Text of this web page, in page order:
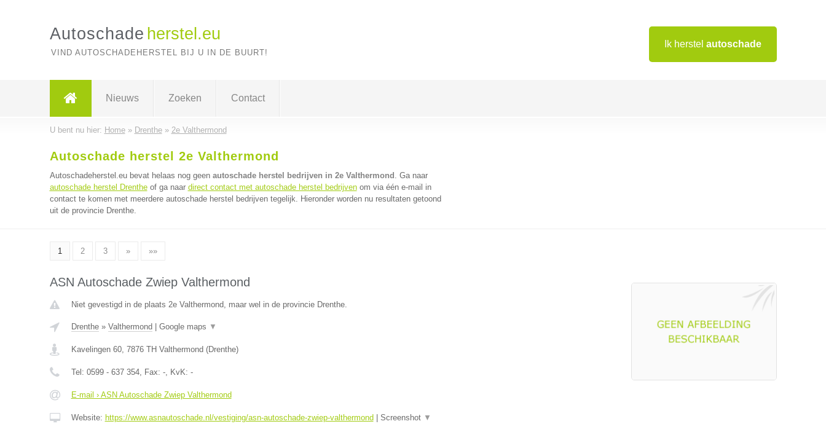
Ik herstel autoschade
Autoschade herstel.eu
VIND AUTOSCHADEHERSTEL BIJ U IN DE BUURT!
Nieuws Zoeken Contact
U bent nu hier: Home» Drenthe» 2e Valthermond
Autoschade herstel 2e Valthermond
Autoschadeherstel.eu bevat helaas nog geen autoschade herstel bedrijven in 2e Valthermond . Ga naar
autoschade herstel Drentheof ga naar direct contact met autoschade herstel bedrijvenom via één e-mail in
contact te komen met meerdere autoschade herstel bedrijven tegelijk. Hieronder worden nu resultaten getoond
uit de provincie Drenthe.
1 2 3 » »»
ASN Autoschade Zwiep Valthermond
Niet gevestigd in de plaats 2e Valthermond, maar wel in de provincie Drenthe.
Drenthe» Valthermond Google maps ▼
Kavelingen 60, 7876 TH Valthermond (Drenthe)
Tel: 0599 - 637 354, Fax: -, KvK: -
E-mail › ASN Autoschade Zwiep Valthermond
Website: https://www.asnautoschade.nl/vestiging/asn-autoschade-zwiep-valthermond Screenshot ▼